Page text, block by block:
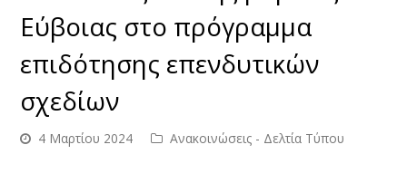
Εύβοιας στο πρόγραμμα
επιδότησης επενδυτικών
σχεδίων
4 Μαρτίου 2024 Ανακοινώσεις - Δελτία Τύπου